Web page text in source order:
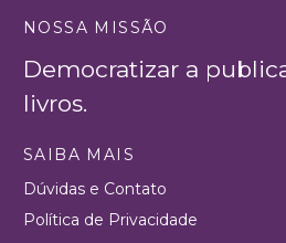
NOSSA MISSÃO
Democratizar a
livros.
SAIBA MAIS
Dúvidas e Contato
Política de Privacidade